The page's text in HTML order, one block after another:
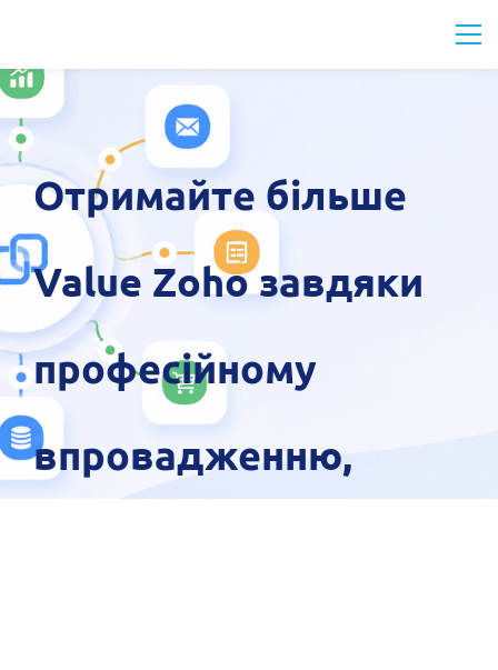
Отримайте більше
Value Zoho завдяки
професійному
впровадженню,